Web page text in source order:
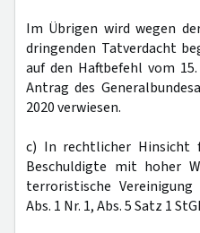
Im Übrigen wird wegen
dringenden Tatverdacht
auf den Haftbefehl vom
Antrag des
2020 verwiesen.
c) In rechtlicher Hinsicht
Beschuldigte mit hoher
terroristische
Abs. 1 Nr. 1, Abs. 5 Satz 1